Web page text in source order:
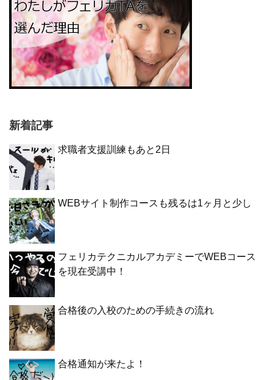
新着記事
求職者支援訓練もあと2日
WEBサイト制作コースも残るは1ヶ月と少し
フェリカテクニカルアカデミーでWEBコース
を現在受講中！
合格後の入校のための手続きの流れ
合格通知が来たよ！